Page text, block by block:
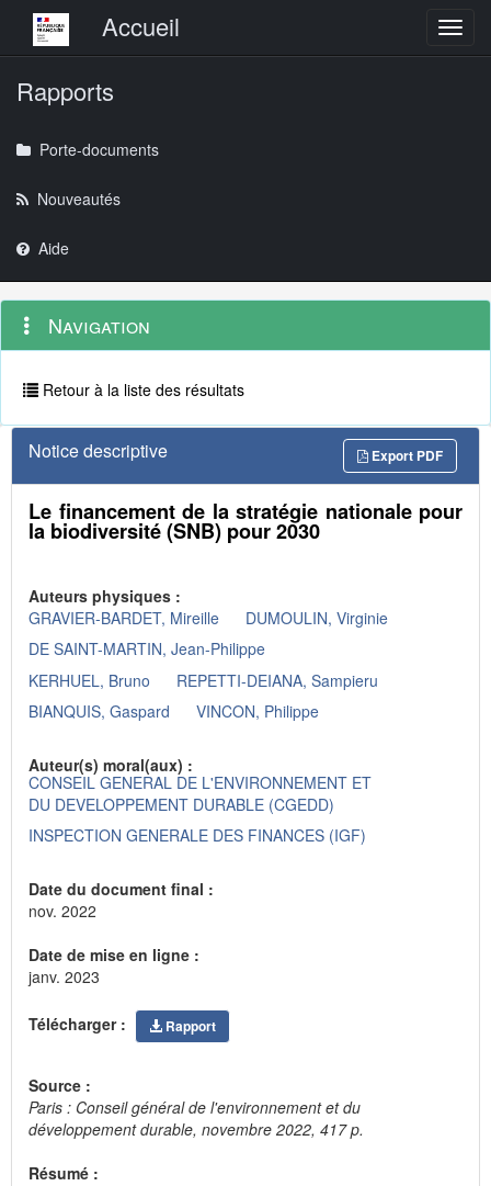
Menu principalAccueil
Rapports
Porte-documents
Nouveautés
Aide
Navigation
outils
Menu
contextuel
Navigation
Retour à la liste des résultats
Notice descriptive Export PDF
Le financement de la stratégie nationale pour
la biodiversité (SNB) pour 2030
Auteurs physiques :
GRAVIER-BARDET, Mireille
DUMOULIN, Virginie
DE SAINT-MARTIN, Jean-Philippe
KERHUEL, Bruno
REPETTI-DEIANA, Sampieru
BIANQUIS, Gaspard
VINCON, Philippe
Auteur(s) moral(aux) :
CONSEIL GENERAL DE L'ENVIRONNEMENT ET
DU DEVELOPPEMENT DURABLE (CGEDD)
INSPECTION GENERALE DES FINANCES (IGF)
Date du document final :
nov. 2022
Date de mise en ligne :
janv. 2023
Télécharger : Rapport
Source :
Paris : Conseil général de l'environnement et du
développement durable, novembre 2022, 417 p.
Résumé :